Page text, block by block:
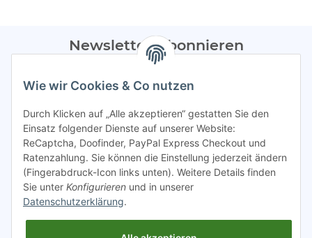
Newsletter Abonnieren
Bitte sendet mir entsprechend eurer
regelmäßig Infos zu euren Aktionen per E-Mail zu.
Abonnieren
Spamschutz aktiv
Gesetzliche Informationen
Wie wir Cookies & Co nutzen
Durch Klicken auf „Alle akzeptieren“ gestatten Sie den
Einsatz folgender Dienste auf unserer Website:
ReCaptcha, Doofinder, PayPal Express Checkout und
Ratenzahlung. Sie können die Einstellung jederzeit ändern
(Fingerabdruck-Icon links unten). Weitere Details finden
Sie unter Konfigurieren und in unserer
Datenschutzerklärung.